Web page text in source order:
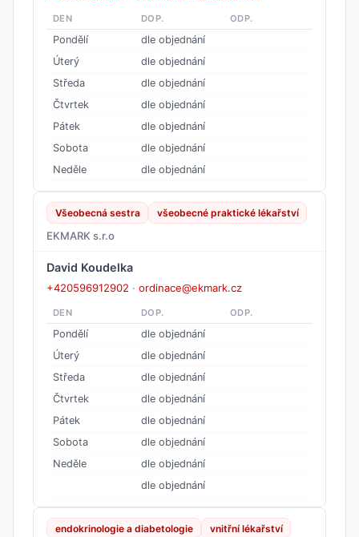
DEN DOP. ODP.
Pondělí
dle objednání
Úterý
dle objednání
Středa
dle objednání
Čtvrtek
dle objednání
Pátek
dle objednání
Sobota
dle objednání
Neděle
dle objednání
Všeobecná sestra všeobecné praktické lékařství
EKMARK s.r.o
David Koudelka
+420596912902 · ordinace@ekmark.cz
DEN DOP. ODP.
Pondělí
dle objednání
Úterý
dle objednání
Středa
dle objednání
Čtvrtek
dle objednání
Pátek
dle objednání
Sobota
dle objednání
Neděle
dle objednání
dle objednání
endokrinologie a diabetologie vnitřní lékařství